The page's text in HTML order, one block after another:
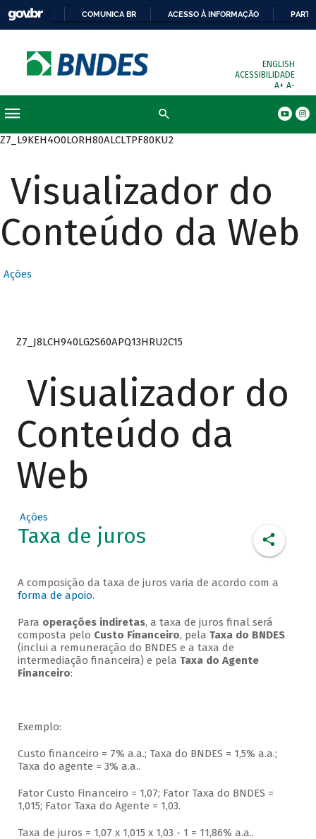
COMUNICA BR ACESSO À INFORMAÇÃO
ENGLISH
ACESSIBILIDADE
A+ A-
Z7_L9KEH4O0LORH80ALCLTPF80KU2
Visualizador do
Conteúdo da Web
Ações
Z7_J8LCH940LG2S60APQ13HRU2C15
Visualizador do
Conteúdo da
Web
Ações
Taxa de juros
A composição da taxa de juros varia de acordo com a
forma de apoio.
Para operações indiretas, a taxa de juros final será
composta pelo Custo Financeiro, pela Taxa do BNDES
(inclui a remuneração do BNDES e a taxa de
intermediação financeira) e pela Taxa do Agente
Financeiro:
Exemplo:
Custo financeiro = 7% a.a.; Taxa do BNDES = 1,5% a.a.;
Taxa do agente = 3% a.a..
Fator Custo Financeiro = 1,07; Fator Taxa do BNDES =
1,015; Fator Taxa do Agente = 1,03.
Taxa de juros = 1,07 x 1,015 x 1,03 - 1 = 11,86% a.a..